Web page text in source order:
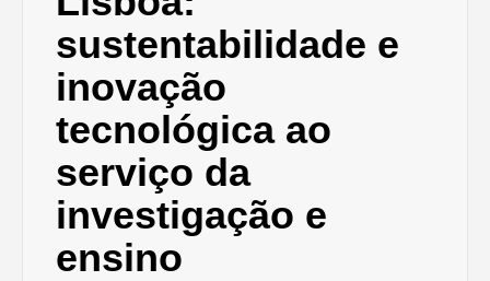
sustentabilidade e
inovação
tecnológica ao
serviço da
investigação e
ensino